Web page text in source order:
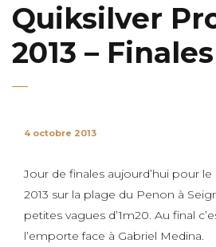
Quiksilver
2013 – Finales
4 octobre 2013
Jour de finales aujourd’hui pour
2013 sur la plage du Penon à
petites vagues d’1m20. Au final
l’emporte face à Gabriel Medina.